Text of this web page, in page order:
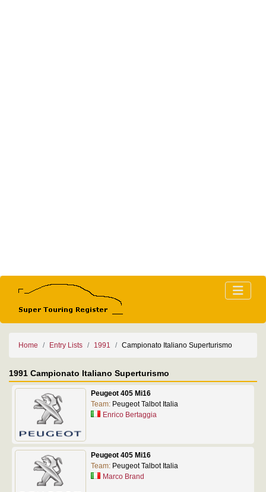
Home Entry Lists 1991 Campionato Italiano Superturismo
1991 Campionato Italiano Superturismo
Peugeot 405 Mi16
Team: Peugeot Talbot Italia
Enrico Bertaggia
Peugeot 405 Mi16
Team: Peugeot Talbot Italia
Marco Brand